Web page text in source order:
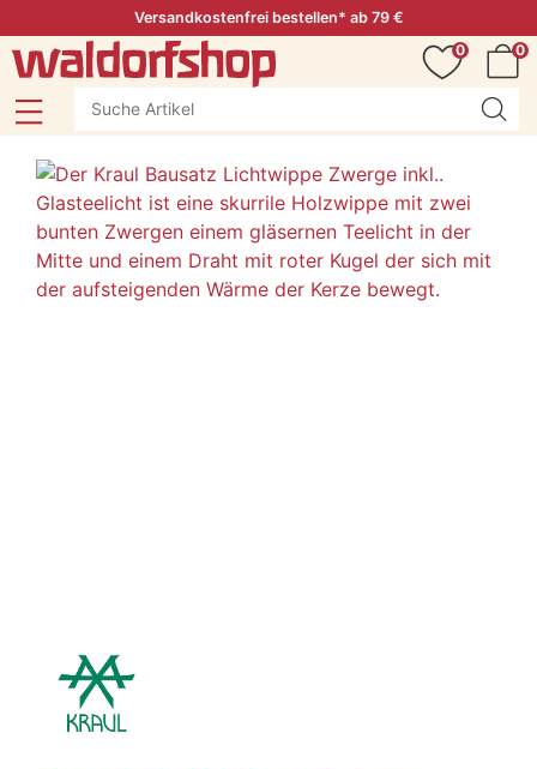
Versandkostenfrei bestellen* ab 79 €
0
0